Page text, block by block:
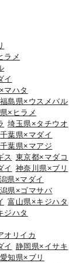
ラメ
イ
マハタ
福島県×ウスメバル
×ヒラメ
埼玉県×タチウオ
千葉県×マダイ
千葉県×マアジ
ス 東京都×マダコ
イ 神奈川県×ブリ
県×マダイ
県×ゴマサバ
富山県×キジハタ
ジハタ
オリイカ
イ 静岡県×イサキ
愛知県×ブリ